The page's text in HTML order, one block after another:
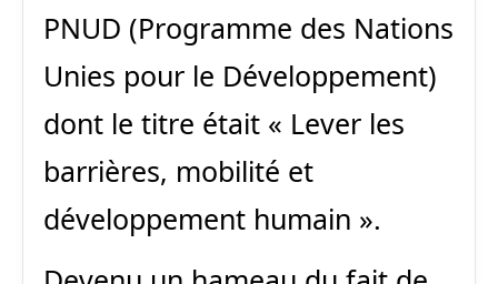
PNUD (Programme des Nations
Unies pour le Développement)
dont le titre était « Lever les
barrières, mobilité et
développement humain ».